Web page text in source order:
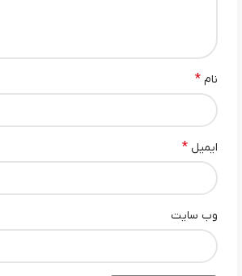
نام *
ایمیل *
وب‌ سایت